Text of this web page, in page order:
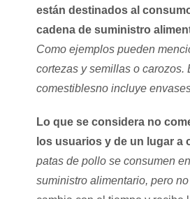
están destinados al
cadena de suministro
Como ejemplos pueden
cortezas y semillas o carozos.
comestiblesno incluye
Lo que se considera no
los usuarios y de un lugar a
patas de pollo se consumen
suministro alimentario, pero